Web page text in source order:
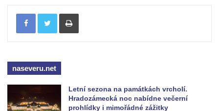
Sloup Panny Marie ve Stráži pod Ralskem
Sloup Panny Marie v Doksech
Durynské v Mostě
Sloup se sochami sv. Jana Nepomuckého,
sv. Vojtěcha a sv. Václava v Mostě
Tisknout
naseveru.net
Letní sezona na památkách vrcholí.
Hradozámecká noc nabídne večerní
prohlídky i mimořádné zážitky